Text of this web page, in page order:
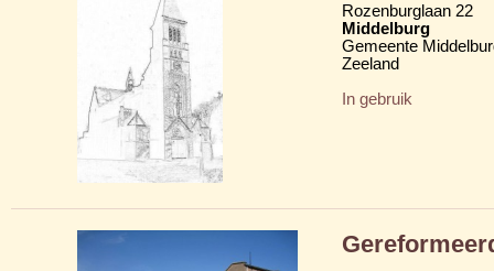
Rozenburglaan 22
Middelburg
Gemeente
Zeeland
In gebruik